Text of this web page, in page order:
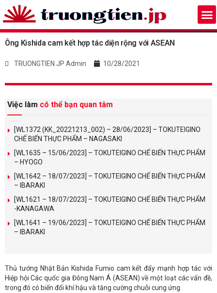
Ông Kishida cam kết hợp tác diện rộng với ASEAN
TRUONGTIEN JP Admin 10/28/2021
Việc làm có thể bạn quan tâm
[WL1372 (KK_20221213_002) – 28/06/2023] – TOKUTEIGINO
CHẾ BIẾN THỰC PHẨM – NAGASAKI
[WL1635 – 15/06/2023] – TOKUTEIGINO CHẾ BIẾN THỰC PHẨM
– HYOGO
[WL1642 – 18/07/2023] – TOKUTEIGINO CHẾ BIẾN THỰC PHẨM
– IBARAKI
[WL1621 – 18/07/2023] – TOKUTEIGINO CHẾ BIẾN THỰC PHẨM
-KANAGAWA
[WL1641 – 19/06/2023] – TOKUTEIGINO CHẾ BIẾN THỰC PHẨM
– IBARAKI
Thủ tướng Nhật Bản Kishida Fumio cam kết đẩy mạnh hợp tác với
Hiệp hội Các quốc gia Đông Nam Á (ASEAN) về một loạt các vấn đề,
trong đó có biến đổi khí hậu và tăng cường chuỗi cung ứng.